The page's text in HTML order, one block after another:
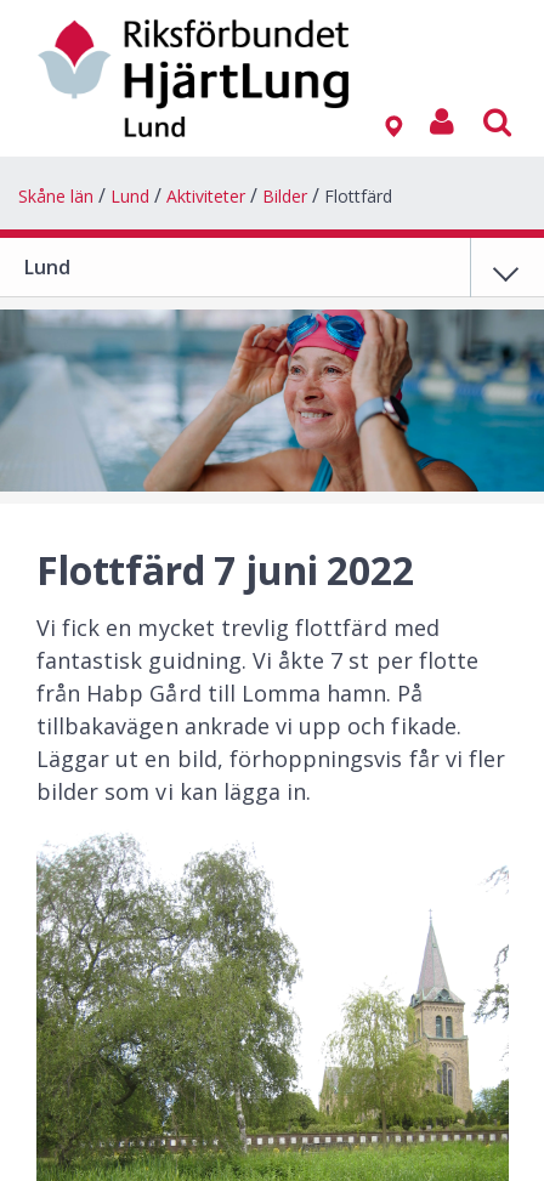
Skåne län Lund Aktiviteter Bilder Flottfärd
Lund
Flottfärd 7 juni 2022
Vi fick en mycket trevlig flottfärd med
fantastisk guidning. Vi åkte 7 st per flotte
från Habp Gård till Lomma hamn. På
tillbakavägen ankrade vi upp och fikade.
Läggar ut en bild, förhoppningsvis får vi fler
bilder som vi kan lägga in.